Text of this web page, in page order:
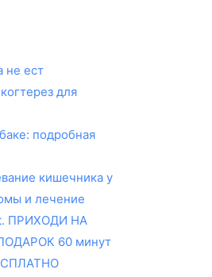
не ест
для
подробная
кишечника у
и лечение
ПРИХОДИ НА
60 минут